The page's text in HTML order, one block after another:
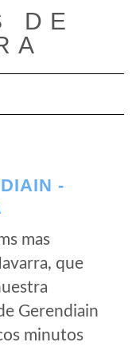
DE
de navegación
-
mas
que
Gerendiain
minutos